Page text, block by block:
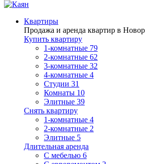
Квартиры
Продажа и аренда квартир в
Купить квартиру
1-комнатные 79
2-комнатные 62
3-комнатные 32
4-комнатные 4
Студии 31
Комнаты 10
Элитные 39
Снять квартиру
1-комнатные 4
2-комнатные 2
Элитные 5
Длительная аренда
С мебелью 6